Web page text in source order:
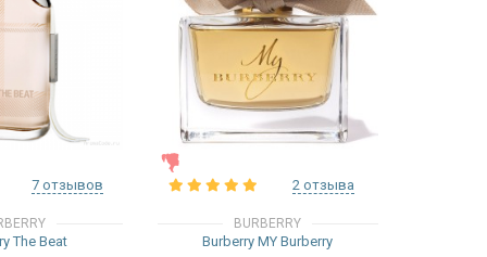
7 отзывов
The Beat
2 отзыва
BURBERRY
Burberry MY Burberry